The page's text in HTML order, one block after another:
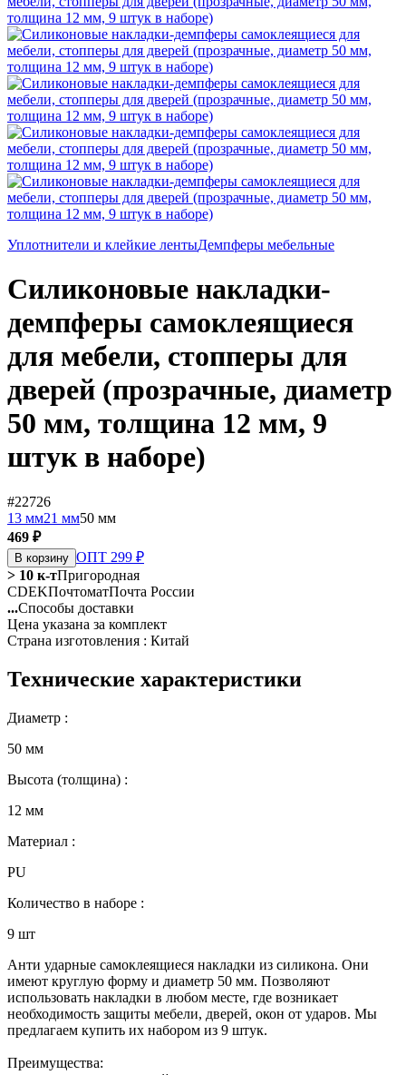
Уплотнители и клейкие лентыДемпферы мебельные
Силиконовые накладки-
демпферы самоклеящиеся
для мебели, стопперы для
дверей (прозрачные, диаметр
50 мм, толщина 12 мм, 9
штук в наборе)
#22726
13 мм21 мм50 мм
469 ₽
В корзину ОПТ 299 ₽
> 10 к-тПригородная
CDEKПочтоматПочта России
...Способы доставки
Цена указана за комплект
Страна изготовления : Китай
Технические характеристики
Диаметр :
50 мм
Высота (толщина) :
12 мм
Материал :
PU
Количество в наборе :
9 шт
Анти ударные самоклеящиеся накладки из силикона. Они
имеют круглую форму и диаметр 50 мм. Позволяют
использовать накладки в любом месте, где возникает
необходимость защиты мебели, дверей, окон от ударов. Мы
предлагаем купить их набором из 9 штук.
Преимущества: